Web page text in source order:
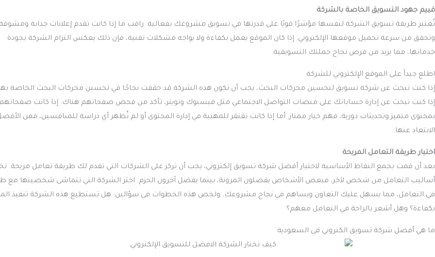
قييم جهود التسويق الخاصة بالشركة
تُعتبر طريقة تسويق الشركة لنفسها مؤشرًا قويًا على قدرتها في تسويق مشروعك بفعالية. راقب ما إذا كانت تقدم إعلانات جذابة
وتحقق من سرعة تحميل موقعها الإلكتروني. إذا كان الموقع يعمل بكفاءة ولا يواجه مشكلات تقنية، فإن ذلك يعكس التزام الشركة بجودة
خدماتها، مما يزيد من فرص نجاح حملتك التسويقية.
اطلع جيداً على الموقع الإلكتروني للشركة
إذا كنت تبحث عن شركة تسويق لتحسين محركات البحث، يجب أن تكون هذه الشركة قد حققت نجاحًا في تحسين محركات البحث الخاصة
إذا كنت تبحث عن إدارة حساباتك على منصات التواصل الاجتماعي مثل فيسبوك وتويتر، تأكد من فحص صفحاتهم هناك. إذا كانت
بمحتوى متميز وتحديثات دورية، فهم خيار ممتاز. أما إذا كانت تفتقر للمهنية في إدارة المحتوى أو لم تُظهر أي دراسة للمنافسين، فمن
الابتعاد عنها.
اختيار طريقة التعامل المريحة
بعد أن قمت بجمع النقاط الأساسية لاختيار أفضل شركة تسويق إلكتروني، يجب أن تركز على الشركات التي تقدم لك طريقة تعامل مريحة.
أساليب التعامل من شخص لآخر، فبعض الأشخاص يفضلون المرونة، بينما يفضل آخرون الحزم. اختر الشركة التي تتماشى شخصيتها مع
في التعامل، مما يسهل عليك التعاون ويساهم في نجاح مشروعك. ولخص هذه الخطوات في سؤالين: هل تستطيع هذه الشركة تنفيذ
بكفاءة؟ وهل أشعر بالراحة في التعامل معهم؟
ما هي أفضل شركة تسويق الكتروني في السعودية